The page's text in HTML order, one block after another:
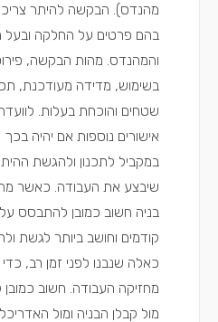
מהנדס). הבקשה להיתר
בהם פרטים על החלקה ובעל
והמהנדס. מהות הבקשה,
בשימוש, מדידה מעודכנת,
שטחים והוכחת בעלות.
אישורים נוספות אם יהיה בכך
במקביל לתכנון ולהגשת
שיבצע את העבודה. כאשר
בניה חשוב כמובן להתבסס
קודמים וחושב ביותר לגשת
כאלה שנבנו לפני זמן רב,
מחזיקה העבודה. חשוב
מול קבלן הבניה ומול